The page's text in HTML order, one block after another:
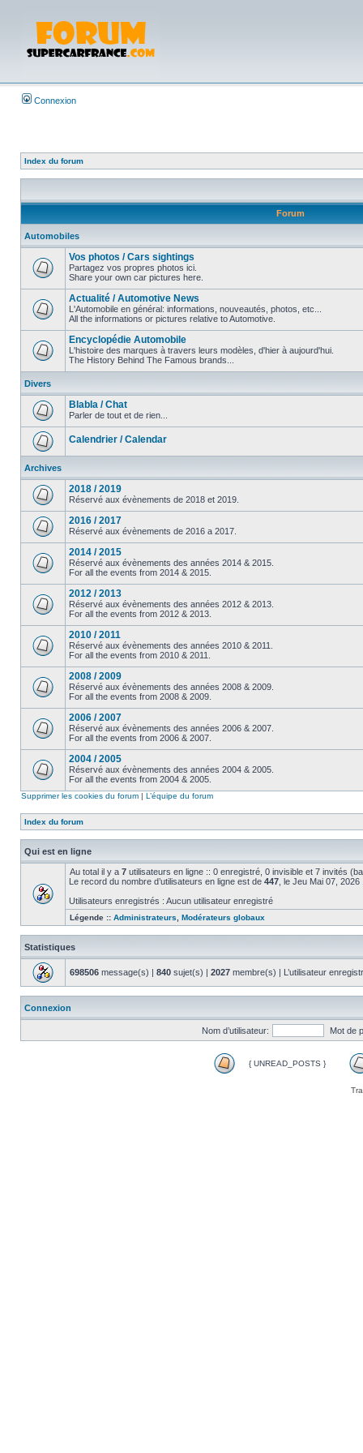
Connexion
Index du forum
Forum
Automobiles
Vos photos / Cars sightings
Partagez vos propres photos ici.
Share your own car pictures here.
Actualité / Automotive News
L'Automobile en général: informations, nouveautés, photos, etc...
All the informations or pictures relative to Automotive.
Encyclopédie Automobile
L'histoire des marques à travers leurs modèles, d'hier à aujourd'hui.
The History Behind The Famous brands...
Divers
Blabla / Chat
Parler de tout et de rien...
Calendrier / Calendar
Archives
2018 / 2019
Réservé aux évènements de 2018 et 2019.
2016 / 2017
Réservé aux évènements de 2016 a 2017.
2014 / 2015
Réservé aux évènements des années 2014 & 2015.
For all the events from 2014 & 2015.
2012 / 2013
Réservé aux évènements des années 2012 & 2013.
For all the events from 2012 & 2013.
2010 / 2011
Réservé aux évènements des années 2010 & 2011.
For all the events from 2010 & 2011.
2008 / 2009
Réservé aux évènements des années 2008 & 2009.
For all the events from 2008 & 2009.
2006 / 2007
Réservé aux évènements des années 2006 & 2007.
For all the events from 2006 & 2007.
2004 / 2005
Réservé aux évènements des années 2004 & 2005.
For all the events from 2004 & 2005.
Supprimer les cookies du forum | L’équipe du forum
Index du forum
Qui est en ligne
Au total il y a 7 utilisateurs en ligne :: 0 enregistré, 0 invisible et 7 invités
Le record du nombre d’utilisateurs en ligne est de 447 , le Jeu Mai 07, 2026
Utilisateurs enregistrés : Aucun utilisateur enregistré
Légende :: Administrateurs Modérateurs globaux
Statistiques
698506 message(s) | 840 sujet(s) | 2027 membre(s) | L’utilisateur
Connexion
Nom d’utilisateur: Mot de
{ UNREAD_POSTS }